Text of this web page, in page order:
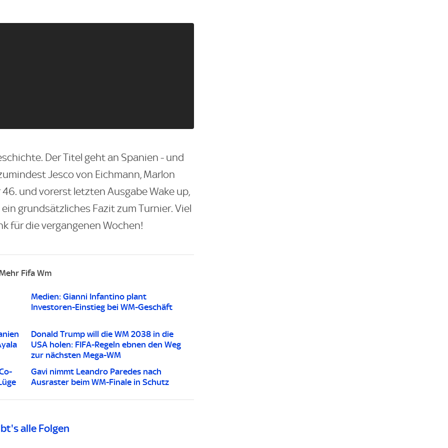
Der Titel geht an Spanien - und
Jesco von Eichmann, Marlon
und vorerst letzten Ausgabe Wake up,
grundsätzliches Fazit zum Turnier. Viel
für die vergangenen Wochen!
Fifa Wm
Medien: Gianni Infantino plant
Investoren-Einstieg bei WM-Geschäft
Donald Trump will die WM 2038 in die
USA holen: FIFA-Regeln ebnen den Weg
zur nächsten Mega-WM
Gavi nimmt Leandro Paredes nach
Ausraster beim WM-Finale in Schutz
alle Folgen